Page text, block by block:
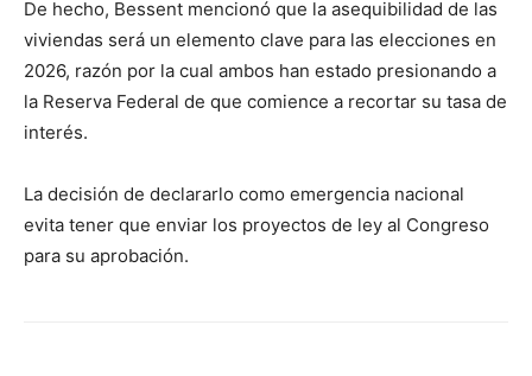
De hecho, Bessent mencionó que la asequibilidad de las
viviendas será un elemento clave para las elecciones en
2026, razón por la cual ambos han estado presionando a
la Reserva Federal de que comience a recortar su tasa de
interés.
La decisión de declararlo como emergencia nacional
evita tener que enviar los proyectos de ley al Congreso
para su aprobación.